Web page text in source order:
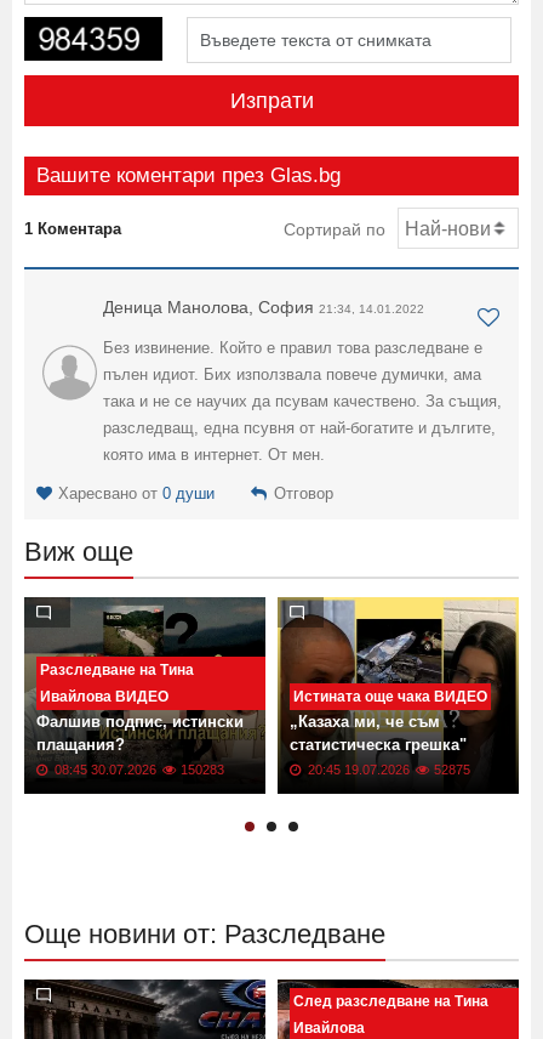
Изпрати
Вашите коментари през Glas.bg
1 Коментара Сортирай по
Деница Манолова, София 21:34, 14.01.2022
Без извинение. Който е правил това разследване е
пълен идиот. Бих използвала повече думички, ама
така и не се научих да псувам качествено. За същия,
разследващ, една псувня от най-богатите и дългите,
която има в интернет. От мен.
Харесвано от 0 души Отговор
Виж още
Разследване на Тина
Ивайлова ВИДЕО
Фалшив подпис, истински
плащания?
08:45 30.07.2026 150283
Истината още чака ВИДЕО
„Казаха ми, че съм
статистическа грешка"
20:45 19.07.2026 52875
Още новини от: Разследване
След разследване на Тина
Ивайлова